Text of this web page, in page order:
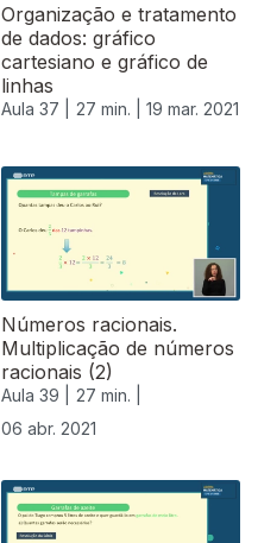
Organização e tratamento
de dados: gráfico
cartesiano e gráfico de
linhas
Aula 37 | 27 min. | 19 mar. 2021
Números racionais.
Multiplicação de números
racionais (2)
Aula 39 |
27 min. |
06 abr. 2021